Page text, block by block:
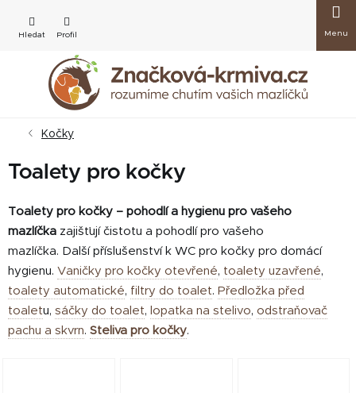
obsah
košík
Kočky
Toalety pro kočky
Toalety pro kočky – pohodlí a hygienu pro vašeho
mazlíčka zajišťují čistotu a pohodlí pro vašeho
mazlíčka. Další příslušenství k WC pro kočky pro domácí
hygienu. Vaničky pro kočky otevřené, toalety uzavřené,
toalety automatické, filtry do toalet. Předložka před
toaletu, sáčky do toalet, lopatka na stelivo, odstraňovač
pachu a skvrn. Steliva pro kočky.